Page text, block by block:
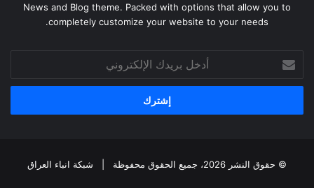
News and Blog theme. Packed with options that allow you to
completely customize your website to your needs.
بريدك
الإلكتروني
© حقوق النشر 2026، جميع الحقوق محفوظة | شبكة انباء العراق